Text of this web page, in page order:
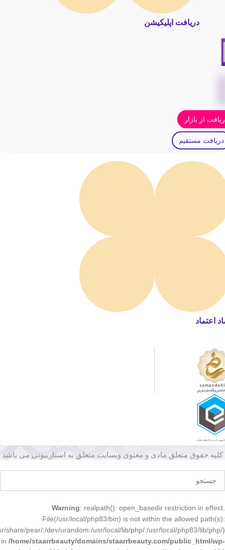
دریافت اپلیکیشن
از بازار
دریافت مستقیم
اعتماد
کلیه حقوق متعلق مادی و معنوی وبسایت متعلق به استاربیوتی می باشد
Warning: realpath(): open_basedir restriction in effect.
File(/usr/local/php83/bin) is not within the allowed path(s):
share/pear/:/dev/urandom:/usr/local/lib/php/:/usr/local/php83/lib/php/)
in /home/staarrbeauty/domains/staarrbeauty.com/public_html/wp-